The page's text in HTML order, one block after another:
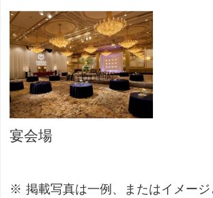
宴会場
掲載写真は一例、またはイメージ